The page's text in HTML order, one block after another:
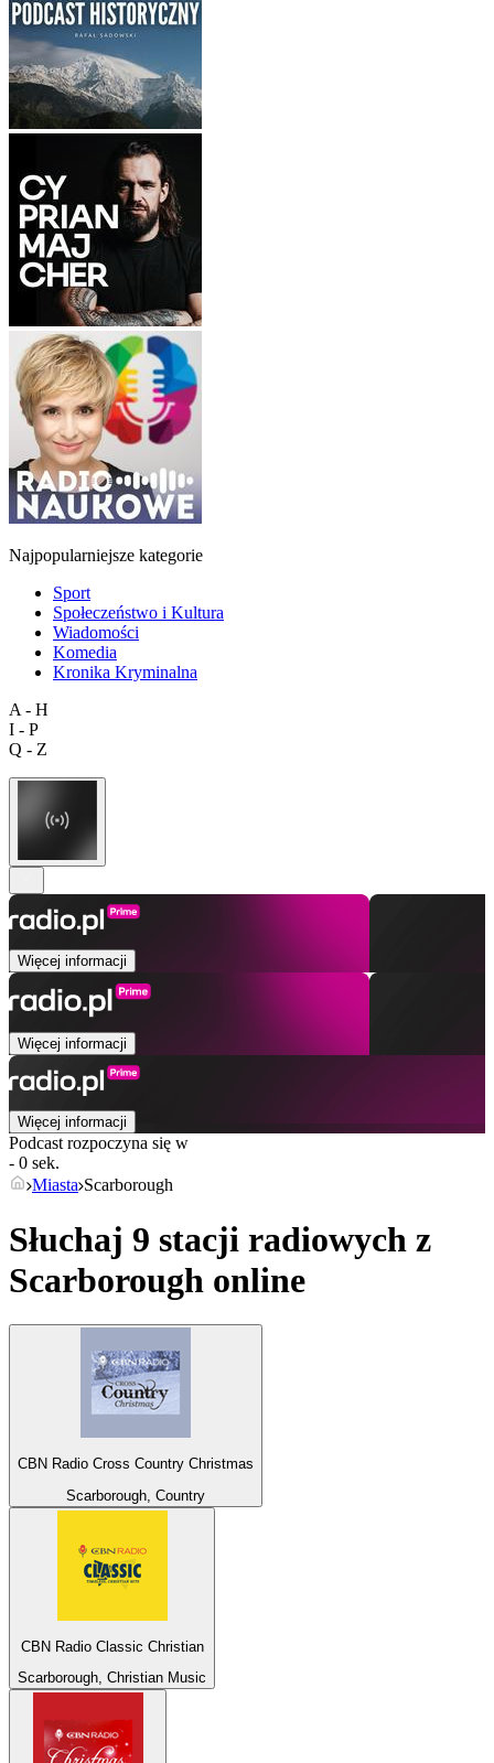
Najpopularniejsze kategorie
Sport
Społeczeństwo i Kultura
Wiadomości
Komedia
Kronika Kryminalna
A - H
I - P
Q - Z
Więcej informacji
Więcej informacji
Więcej informacji
Podcast rozpoczyna się w
- 0 sek.
Miasta Scarborough
Słuchaj 9 stacji radiowych z
Scarborough online
CBN Radio Cross Country Christmas
Scarborough, Country
CBN Radio Classic Christian
Scarborough, Christian Music